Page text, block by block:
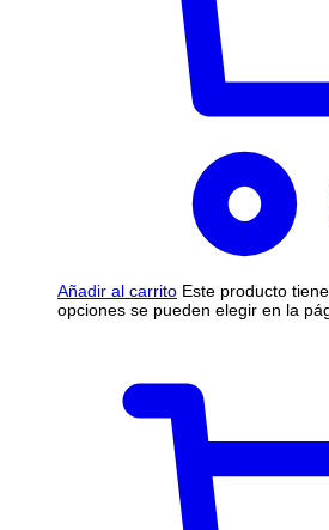
Añadir al carrito Este producto
opciones se pueden elegir en la